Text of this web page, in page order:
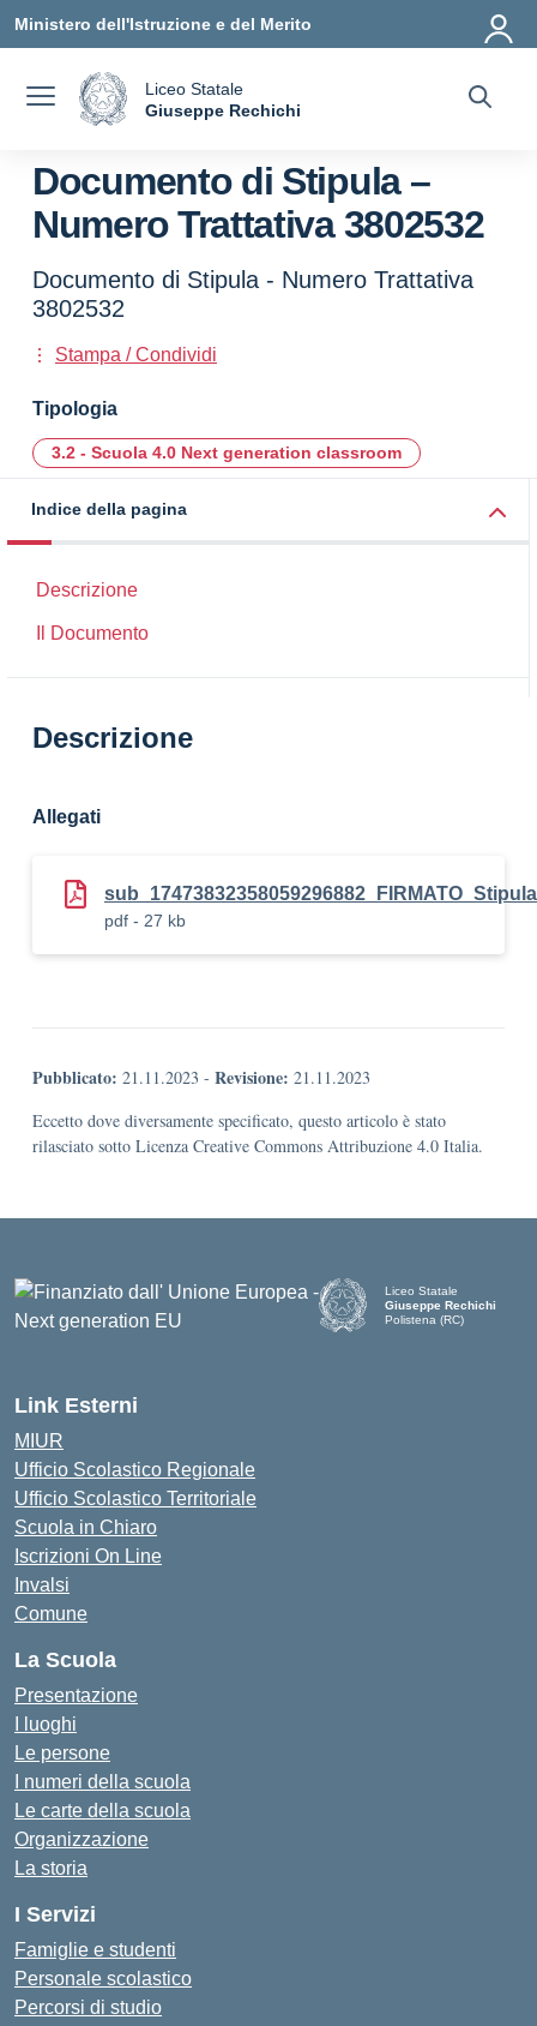
Ministero dell'Istruzione e del Merito
Liceo Statale
Giuseppe Rechichi
Documento di Stipula –
Numero Trattativa 3802532
Documento di Stipula - Numero Trattativa
3802532
Stampa / Condividi
Tipologia
3.2 - Scuola 4.0 Next generation classroom
Indice della pagina
Descrizione
Il Documento
Descrizione
Allegati
pdf - 27 kb
Pubblicato: 21.11.2023 - Revisione: 21.11.2023
Eccetto dove diversamente specificato, questo articolo è stato
rilasciato sotto Licenza Creative Commons Attribuzione 4.0 Italia.
Liceo Statale
Giuseppe Rechichi
Polistena (RC)
Link Esterni
MIUR
Ufficio Scolastico Regionale
Ufficio Scolastico Territoriale
Scuola in Chiaro
Iscrizioni On Line
Invalsi
Comune
La Scuola
Presentazione
I luoghi
Le persone
I numeri della scuola
Le carte della scuola
Organizzazione
La storia
I Servizi
Famiglie e studenti
Personale scolastico
Percorsi di studio